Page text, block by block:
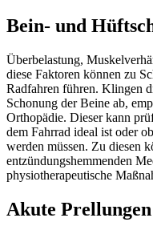
Bein- und
Überbelastung,
diese Faktoren können zu
Radfahren führen. Klingen
Schonung der Beine ab,
Orthopädie. Dieser kann
dem Fahrrad ideal ist oder
werden müssen. Zu diesen
entzündungshemmenden
physiotherapeutische
Akute